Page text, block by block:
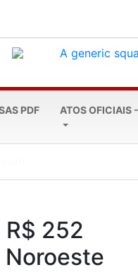
PDF ATOS OFICIAIS
252